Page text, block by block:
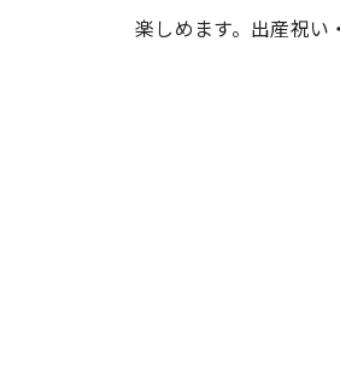
楽しめます。出産祝